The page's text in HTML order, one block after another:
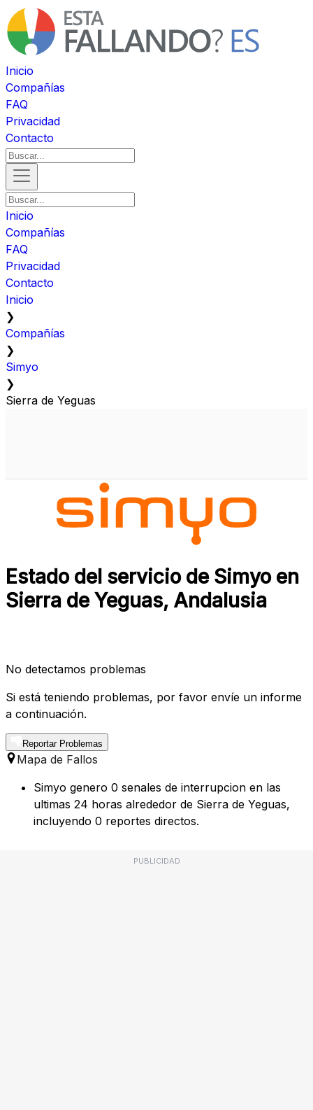
Inicio
Compañías
FAQ
Privacidad
Contacto
Inicio
Compañías
FAQ
Privacidad
Contacto
Inicio
❯
Compañías
❯
Simyo
❯
Sierra de Yeguas
Estado del servicio de Simyo en
Sierra de Yeguas, Andalusia
No detectamos problemas
Si está teniendo problemas, por favor envíe un informe
a continuación.
Reportar Problemas
Mapa de Fallos
Simyo genero 0 senales de interrupcion en las
ultimas 24 horas alrededor de Sierra de Yeguas,
incluyendo 0 reportes directos.
PUBLICIDAD